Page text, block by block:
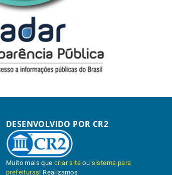
DESENVOLVIDO POR CR2
Muito mais quecriar site ou sistema para
prefeituras! Realizamos